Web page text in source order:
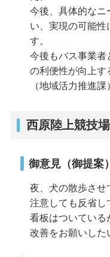
今後、具体的なニ
い、実現の可能性
す。
今後もバス事業者
の利便性が向上す
（地域活力推進課
西原陸上競技
御意見（御提案）
夜、犬の散歩させ
注意しても反省し
看板はついている
改善をお願いした